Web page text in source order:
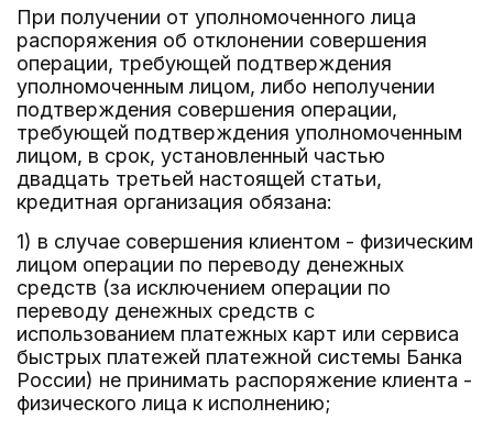
При получении от уполномоченного лица
распоряжения об отклонении совершения
операции, требующей подтверждения
уполномоченным лицом, либо неполучении
подтверждения совершения операции,
требующей подтверждения уполномоченным
лицом, в срок, установленный частью
двадцать третьей настоящей статьи,
кредитная организация обязана:
1) в случае совершения клиентом - физическим
лицом операции по переводу денежных
средств (за исключением операции по
переводу денежных средств с
использованием платежных карт или сервиса
быстрых платежей платежной системы Банка
России) не принимать распоряжение клиента -
физического лица к исполнению;